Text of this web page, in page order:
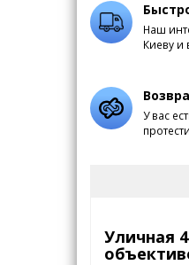
Наш
Киеву и
У вас
Уличная